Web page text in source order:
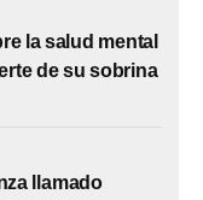
la salud mental
de su sobrina
llamado